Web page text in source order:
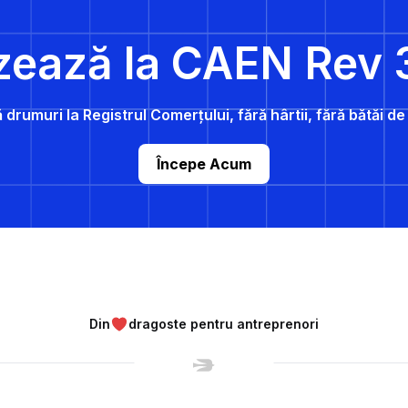
la CAEN Rev
drumuri la Registrul Comerțului, fără hârtii, fără bătăi
Începe Acum
Din dragoste pentru antreprenori